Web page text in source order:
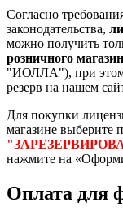
Согласно
законодательства,
можно получить
розничного
"ИОЛЛА"), при этом
резерв на нашем
Для покупки
магазине выберите
нажмите на
Оплата для